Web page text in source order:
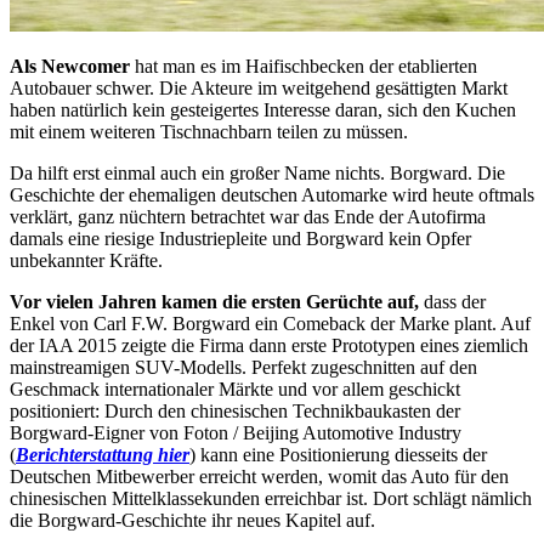
Als Newcomer hat man es im Haifischbecken der etablierten
Autobauer schwer. Die Akteure im weitgehend gesättigten Markt
haben natürlich kein gesteigertes Interesse daran, sich den Kuchen
mit einem weiteren Tischnachbarn teilen zu müssen.
Da hilft erst einmal auch ein großer Name nichts. Borgward. Die
Geschichte der ehemaligen deutschen Automarke wird heute oftmals
verklärt, ganz nüchtern betrachtet war das Ende der Autofirma
damals eine riesige Industriepleite und Borgward kein Opfer
unbekannter Kräfte.
Vor vielen Jahren kamen die ersten Gerüchte auf, dass der
Enkel von Carl F.W. Borgward ein Comeback der Marke plant. Auf
der IAA 2015 zeigte die Firma dann erste Prototypen eines ziemlich
mainstreamigen SUV-Modells. Perfekt zugeschnitten auf den
Geschmack internationaler Märkte und vor allem geschickt
positioniert: Durch den chinesischen Technikbaukasten der
Borgward-Eigner von Foton / Beijing Automotive Industry
(Berichterstattung hier) kann eine Positionierung diesseits der
Deutschen Mitbewerber erreicht werden, womit das Auto für den
chinesischen Mittelklassekunden erreichbar ist. Dort schlägt nämlich
die Borgward-Geschichte ihr neues Kapitel auf.